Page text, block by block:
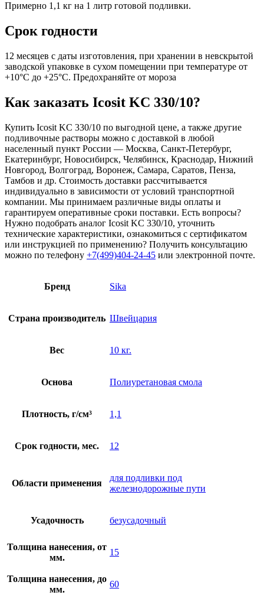
Примерно 1,1 кг на 1 литр готовой подливки.
Срок годности
12 месяцев с даты изготовления, при хранении в невскрытой
заводской упаковке в сухом помещении при температуре от
+10°C до +25°C. Предохраняйте от мороза
Как заказать Icosit KC 330/10?
Купить Icosit KC 330/10 по выгодной цене, а также другие
подливочные растворы можно с доставкой в любой
населенный пункт России — Москва, Санкт-Петербург,
Екатеринбург, Новосибирск, Челябинск, Краснодар, Нижний
Новгород, Волгоград, Воронеж, Самара, Саратов, Пенза,
Тамбов и др. Стоимость доставки рассчитывается
индивидуально в зависимости от условий транспортной
компании. Мы принимаем различные виды оплаты и
гарантируем оперативные сроки поставки. Есть вопросы?
Нужно подобрать аналог Icosit KC 330/10, уточнить
технические характеристики, ознакомиться с сертификатом
или инструкцией по применению? Получить консультацию
можно по телефону +7(499)404-24-45 или электронной почте.
Бренд Sika
Страна производитель Швейцария
Вес 10 кг.
Основа Полиуретановая смола
Плотность, г/см³ 1,1
Срок годности, мес. 12
Области применения
для подливки под
железнодорожные пути
Усадочность безусадочный
Толщина нанесения, от
мм.
15
Толщина нанесения, до
мм.
60